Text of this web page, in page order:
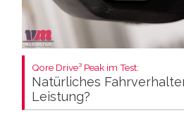
Qore Drive³ Peak im Test:
Natürliches
Leistung?